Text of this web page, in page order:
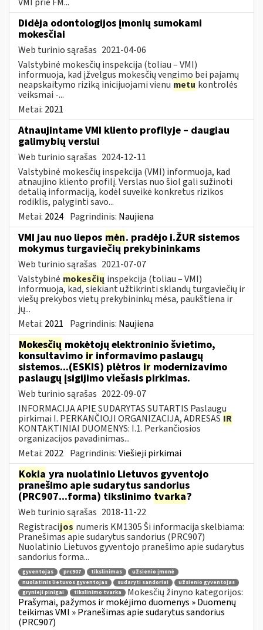
Didėja odontologijos įmonių sumokami
mokesčiai
Web turinio sąrašas 2021-04-06
Valstybinė mokesčių inspekcija (toliau – VMI)
informuoja, kad įžvelgus mokesčių vengimo bei pajamų
neapskaitymo riziką inicijuojami vienu metu kontrolės
veiksmai -...
Metai: 2021
Atnaujintame VMI kliento profilyje – daugiau
galimybių verslui
Web turinio sąrašas 2024-12-11
Valstybinė mokesčių inspekcija (VMI) informuoja, kad
atnaujino kliento profilį. Verslas nuo šiol gali sužinoti
detalią informaciją, kodėl suveikė konkretus rizikos
rodiklis, palyginti savo...
Metai: 2024 Pagrindinis: Naujiena
VMI jau nuo liepos mėn. pradėjo i.ŽUR sistemos
mokymus turgaviečių prekybininkams
Web turinio sąrašas 2021-07-07
Valstybinė mokesčių inspekcija (toliau – VMI)
informuoja, kad, siekiant užtikrinti sklandų turgaviečių ir
viešų prekybos vietų prekybininkų mėsa, paukštiena ir
jų...
Metai: 2021 Pagrindinis: Naujiena
Mokesčių mokėtojų elektroninio švietimo,
konsultavimo ir informavimo paslaugų
sistemos...(ESKIS) plėtros ir modernizavimo
paslaugų įsigijimo viešasis pirkimas.
Web turinio sąrašas 2022-09-07
INFORMACIJA APIE SUDARYTAS SUTARTIS Paslaugų
pirkimai I. PERKANČIOJI ORGANIZACIJA, ADRESAS IR
KONTAKTINIAI DUOMENYS: I.1. Perkančiosios
organizacijos pavadinimas...
Metai: 2022 Pagrindinis:Viešieji pirkimai
Kokia yra nuolatinio Lietuvos gyventojo
pranešimo apie sudarytus sandorius
(PRC907...forma) tikslinimo tvarka?
Web turinio sąrašas 2018-11-22
Registracijos numeris KM1305 Ši informacija skelbiama:
Pranešimas apie sudarytus sandorius (PRC907)
Nuolatinio Lietuvos gyventojo pranešimo apie sudarytus
sandorius forma...
gyventojas prc907 tikslinimas
užsienio įmonė
nuolatinis lietuvos gyventojas
sudaryti sandoriai
užsienio gyventojas
grynieji pinigai
tikslinimo tvarka
Mokesčių žinyno kategorijos:
Prašymai, pažymos ir mokėjimo duomenys » Duomenų
teikimas VMI » Pranešimas apie sudarytus sandorius
(PRC907)